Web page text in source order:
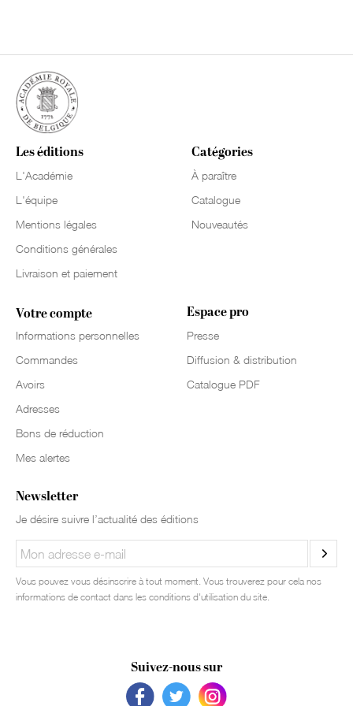
Les éditions
L'Académie
L'équipe
Mentions légales
Conditions générales
Livraison et paiement
Catégories
À paraître
Catalogue
Nouveautés
Votre compte
Informations personnelles
Commandes
Avoirs
Adresses
Bons de réduction
Mes alertes
Espace pro
Presse
Diffusion & distribution
Catalogue PDF
Newsletter
Je désire suivre l’actualité des éditions
Vous pouvez vous désinscrire à tout moment. Vous trouverez pour cela nos
informations de contact dans les conditions d'utilisation du site.
Suivez-nous sur